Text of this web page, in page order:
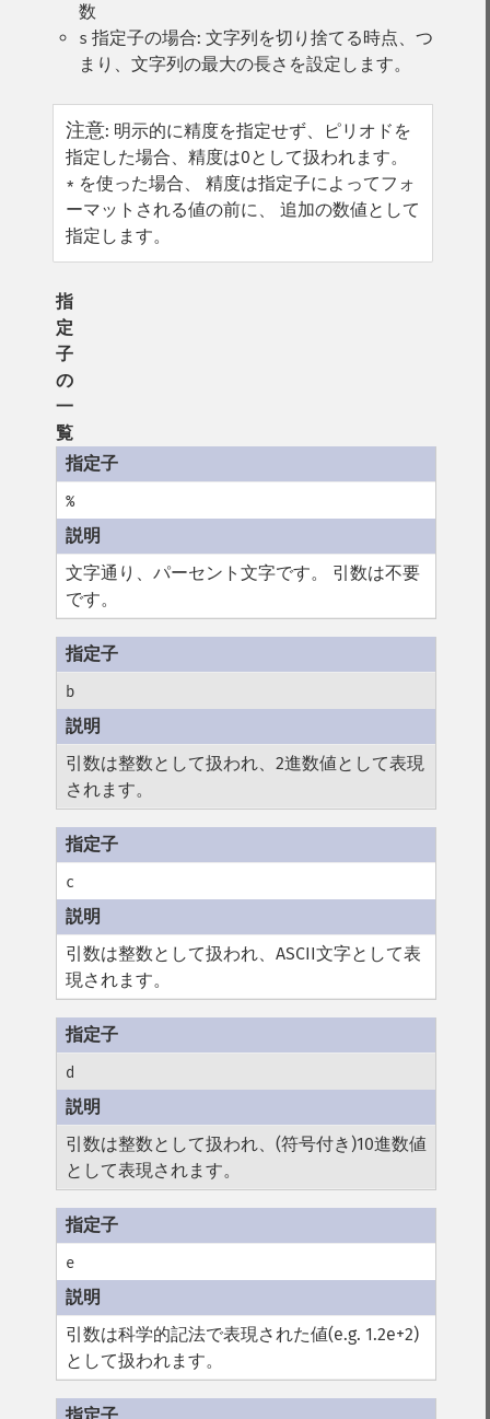
数
s 指定子の場合: 文字列を切り捨てる時点、つ
まり、文字列の最大の長さを設定します。
注意: 明示的に精度を指定せず、ピリオドを
指定した場合、精度は0として扱われます。
* を使った場合、 精度は指定子によってフォ
ーマットされる値の前に、 追加の数値として
指定します。
指
定
子
の
一
覧
%
文字通り、パーセント文字です。 引数は不要
です。
b
引数は整数として扱われ、2進数値として表現
されます。
c
引数は整数として扱われ、ASCII文字として表
現されます。
d
引数は整数として扱われ、(符号付き)10進数値
として表現されます。
e
引数は科学的記法で表現された値(e.g. 1.2e+2)
として扱われます。